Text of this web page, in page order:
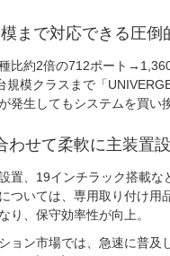
まで対応できる圧倒
比約2倍の712ポート
規模クラスまで「
発生してもシステムを買い
わせて柔軟に主装置
置、19インチラック搭載な
ついては、専用取り付け
り、保守効率性が向上。
ョン市場では、急速に普及